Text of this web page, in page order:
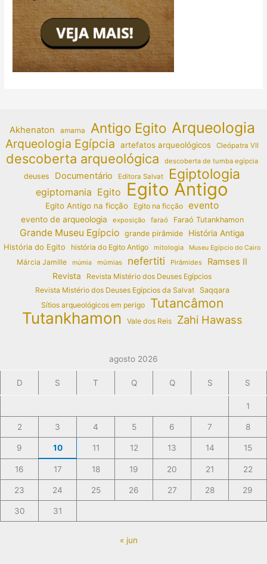
Akhenaton amarna Antigo Egito Arqueologia
Arqueologia Egípcia artefatos arqueológicos Cleópatra VII
descoberta arqueológica descoberta de tumba egípcia
deuses Documentário Editora Salvat Egiptologia
egiptomania Egito Egito Antigo
Egito Antigo na ficção Egito na ficção evento
evento de arqueologia exposição faraó Faraó Tutankhamon
Grande Museu Egípcio grande pirâmide
História Antiga
História do Egito
história do Egito Antigo mitologia Museu Egípcio do Cairo
Márcia Jamille múmia múmias nefertiti Pirâmides Ramses II
Revista
Revista Mistério dos Deuses Egípcios
Revista Mistério dos Deuses Egípcios da Salvat
Saqqara
Sítios arqueológicos em perigo
Tutancâmon
Tutankhamon Vale dos Reis Zahi Hawass
agosto 2026
D S T Q Q S S
1
2 3 4 5 6 7 8
9 10 11 12 13 14 15
16 17 18 19 20 21 22
23 24 25 26 27 28 29
30 31
« jun